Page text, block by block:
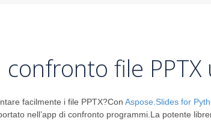
file
facilmente i file PPTX?Con Aspose.Slides for
nell’app di confronto programmi.La potente